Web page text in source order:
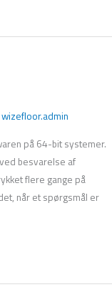
wizefloor.admin
på 64-bit systemer.
besvarelse af
flere gange på
når et spørgsmål er